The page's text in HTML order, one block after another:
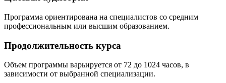
Программа ориентирована на специалистов со средним
профессиональным или высшим образованием.
Продолжительность курса
Объем программы варьируется от 72 до 1024 часов, в
зависимости от выбранной специализации.